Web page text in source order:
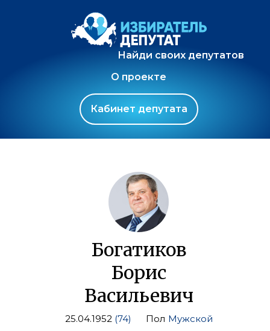
Найди своих депутатов
О проекте
Кабинет депутата
Богатиков
Борис
Васильевич
25.04.1952 (74) Пол Мужской